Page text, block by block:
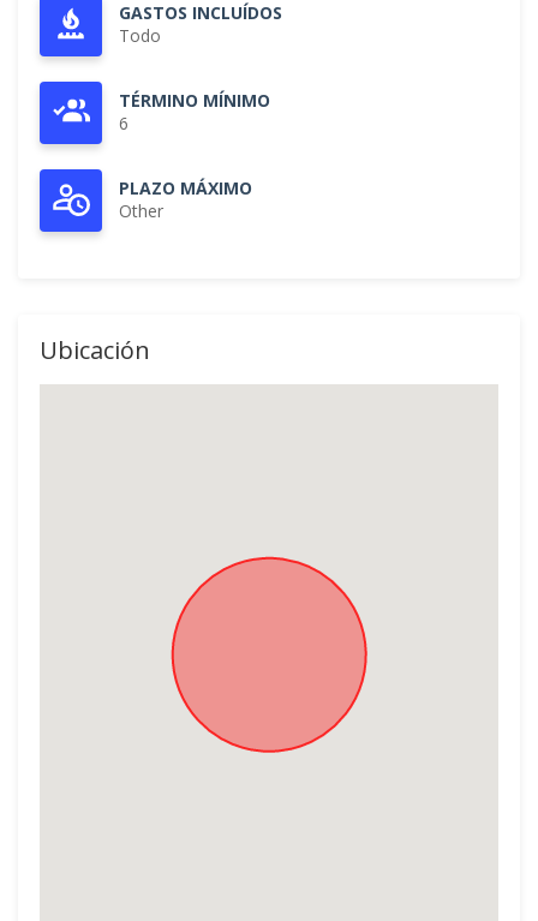
GASTOS INCLUÍDOS
Todo
TÉRMINO MÍNIMO
6
PLAZO MÁXIMO
Other
Ubicación